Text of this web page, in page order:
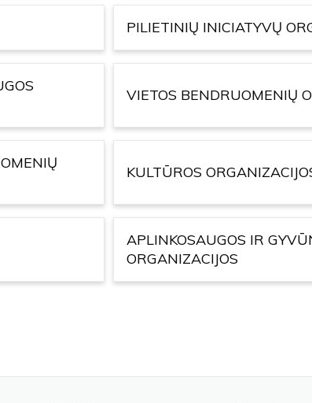
PILIETINIŲ INICIATYVŲ
VIETOS BENDRUOMENIŲ
KULTŪROS
APLINKOSAUGOS IR
ORGANIZACIJOS